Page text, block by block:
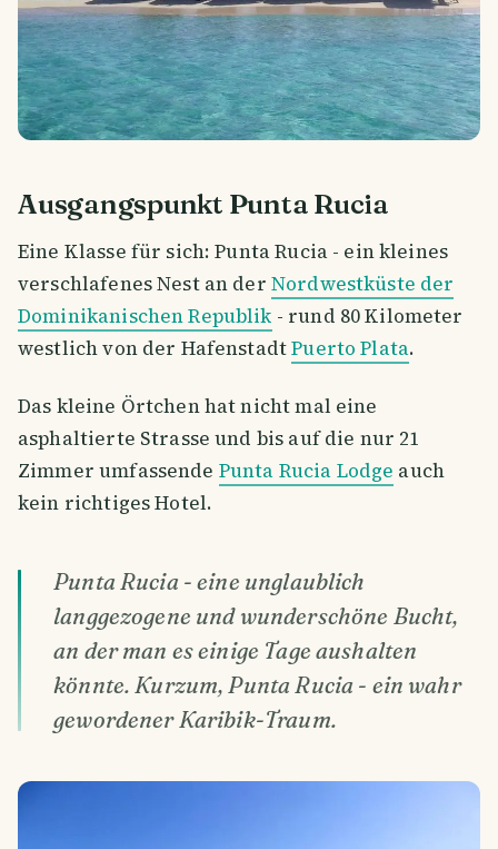
Ausgangspunkt Punta Rucia
Eine Klasse für sich: Punta Rucia - ein kleines
verschlafenes Nest an der Nordwestküste der
Dominikanischen Republik - rund 80 Kilometer
westlich von der HafenstadtPuerto Plata.
Das kleine Örtchen hat nicht mal eine
asphaltierte Strasse und bis auf die nur 21
Zimmer umfassende Punta Rucia Lodge auch
kein richtiges Hotel.
Punta Rucia - eine unglaublich
langgezogene und wunderschöne Bucht,
an der man es einige Tage aushalten
könnte. Kurzum, Punta Rucia - ein wahr
gewordener Karibik-Traum.